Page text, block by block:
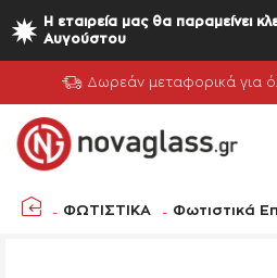
Η εταιρεία μας θα παραμείνει
Αυγούστου
Δωρεάν μεταφορικά για
ΦΩΤΙΣΤΙΚΑ Φωτιστικά